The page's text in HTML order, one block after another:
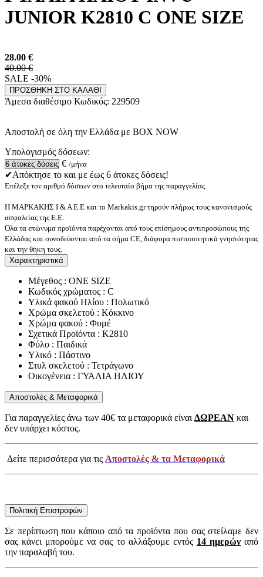
JUNIOR K2810 C ONE SIZE
28.00 €
40.00 €
SALE -30%
ΠΡΟΣΘΗΚΗ ΣΤΟ ΚΑΛΑΘΙ
Άμεσα διαθέσιμο Κωδικός: 229509
Αποστολή σε όλη την Ελλάδα με BOX NOW
Υπολογισμός δόσεων:
€ /μήνα
✔Απόκτησε το και με έως 6 άτοκες δόσεις!
Επέλεξε τον αριθμό δόσεων στο τελευταίο βήμα της παραγγελίας.
Η ΜΑΡΚΑΚΗΣ Ι & Α Ε.Ε και το Markakis.gr τηρούν πλήρως τους κανονισμούς
ασφαλείας της Ε.Ε.
Όλα τα επώνυμα προϊόντα παρέχονται από τους επίσημους αντιπροσώπους της
Ελλάδας και συνοδεύονται από τα σήμα CE, διάφορα πιστοποιητικά γνησιότητας
και την θήκη τους.
Χαρακτηριστικά
Μέγεθος : ONE SIZE
Κωδικός χρώματος : C
Υλικά φακού Ηλίου : Πολωτικό
Χρώμα σκελετού : Κόκκινο
Χρώμα φακού : Φυμέ
Σχετικά Προϊόντα : K2810
Φύλο : Παιδικά
Υλικό : Πάστινο
Στυλ σκελετού : Τετράγωνο
Οικογένεια : ΓΥΑΛΙΑ ΗΛΙΟΥ
Αποστολές & Μεταφορικά
Για παραγγελίες άνω των 40€ τα μεταφορικά είναιΔΩΡΕΑΝ και
δεν υπάρχει κόστος.
Δείτε περισσότερα για τις Αποστολές & τα Μεταφορικά
Πολιτική Επιστροφών
Σε περίπτωση που κάποιο από τα προϊόντα που σας στείλαμε δεν
σας κάνει μπορούμε να σας το αλλάξουμε εντός 14 ημερώναπό
την παραλαβή του.